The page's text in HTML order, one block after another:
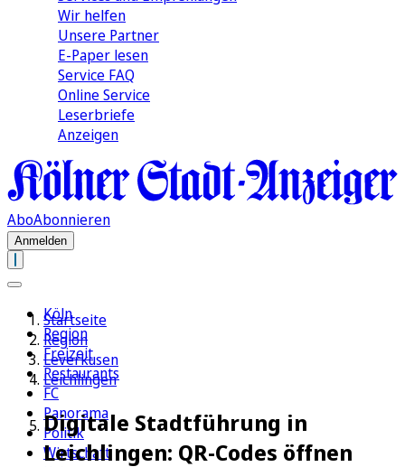
Wir helfen
Unsere Partner
E-Paper lesen
Service FAQ
Online Service
Leserbriefe
Anzeigen
AboAbonnieren
Anmelden
Köln
Region
Freizeit
Restaurants
FC
Panorama
Politik
Wirtschaft
Startseite
Region
Leverkusen
Leichlingen
Digitale Stadtführung in
Leichlingen: QR-Codes öffnen